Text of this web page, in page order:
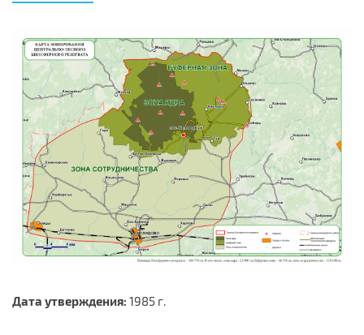
Дата утверждения: 1985 г.